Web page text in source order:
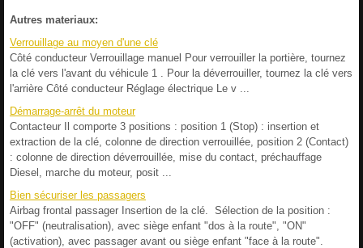
Autres materiaux:
Verrouillage au moyen d'une clé
Côté conducteur Verrouillage manuel Pour verrouiller la portière, tournez
la clé vers l'avant du véhicule 1 . Pour la déverrouiller, tournez la clé vers
l'arrière Côté conducteur Réglage électrique Le v ...
Démarrage-arrêt du moteur
Contacteur Il comporte 3 positions : position 1 (Stop) : insertion et
extraction de la clé, colonne de direction verrouillée, position 2 (Contact)
: colonne de direction déverrouillée, mise du contact, préchauffage
Diesel, marche du moteur, posit ...
Bien sécuriser les passagers
Airbag frontal passager Insertion de la clé. Sélection de la position :
"OFF" (neutralisation), avec siège enfant "dos à la route", "ON"
(activation), avec passager avant ou siège enfant "face à la route".